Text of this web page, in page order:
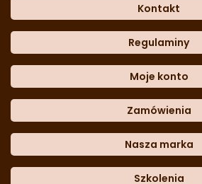
Kontakt
Dane kontaktowe
Często zadawane
Sklep stacjonarny
Formularz
Blog
telefon:601 767 272
Regulaminy
Polityka prywatności
Polityka cookies
Polityka reklamacji
Polityka zwrotów
Dostępność cyfrowa
Moje konto
Moje dane
Historia zamówień
Lista ulubionych
Moje rabaty
Zamówienia
Metody płatności
Dane do przelewu
Formularzreklamacji
Nasza marka
Trio Gelato
Szkolenia